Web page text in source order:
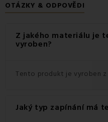
OTÁZKY & ODPOVĚDI
Z jakého materiálu je
vyroben?
Tento produkt je vyroben
Jaký typ zapínání má